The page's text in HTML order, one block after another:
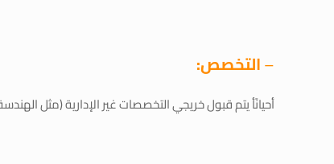
–التخصص:
أحيانًأ يتم قبول خريجي التخصصات غير الإدارية (مثل